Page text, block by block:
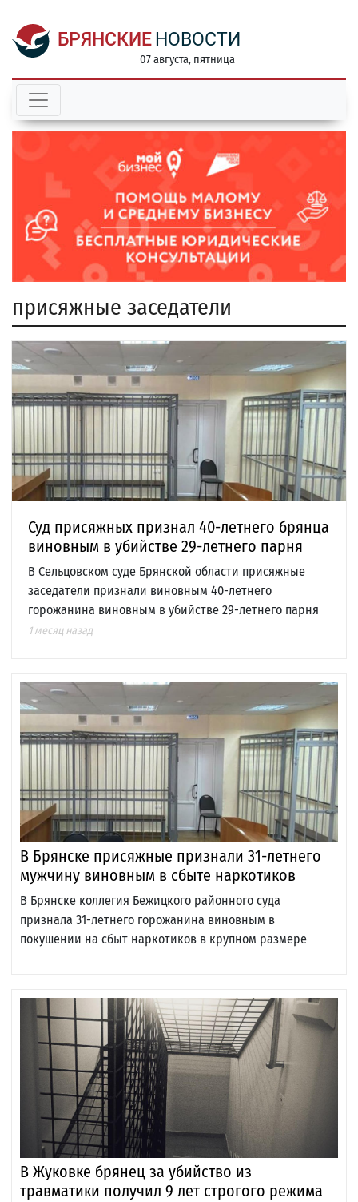
БРЯНСКИЕ НОВОСТИ
07 августа, пятница
присяжные заседатели
Суд присяжных признал 40-летнего брянца
виновным в убийстве 29-летнего парня
В Сельцовском суде Брянской области присяжные
заседатели признали виновным 40-летнего
горожанина виновным в убийстве 29-летнего парня
1 месяц назад
В Брянске присяжные признали 31-летнего
мужчину виновным в сбыте наркотиков
В Брянске коллегия Бежицкого районного суда
признала 31-летнего горожанина виновным в
покушении на сбыт наркотиков в крупном размере
В Жуковке брянец за убийство из
травматики получил 9 лет строгого режима